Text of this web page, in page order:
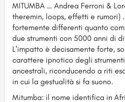
MITUMBA … Andrea Ferroni &
theremin, loops, effetti e rumori)
fortemente differenti quanto
due strumenti con 5000 anni di
L'impatto è decisamente forte,
carattere ipnotico degli
ancestrali, riconducendo a riti
in cui la gestualità si fa suono.
Mitumba: il nome identifica in